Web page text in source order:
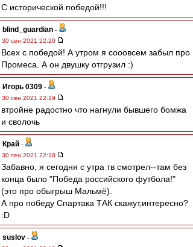
С исторической победой!!!
blind_guardian -
30 сен 2021 22:20
Всех с победой! А утром я сооовсем забыл про
Промеса. А он двушку отгрузил :)
Игорь 0309 -
30 сен 2021 22:19
втройне радостно что нагнули бывшего бомжа
и сволочь
Край -
30 сен 2021 22:18
Забавно, я сегодня с утра тв смотрел--там без
конца было "Победа российского футбола!"
(это про обыгрыш Мальмё).
А про победу Спартака ТАК скажут,интересно?
:D
suslov -